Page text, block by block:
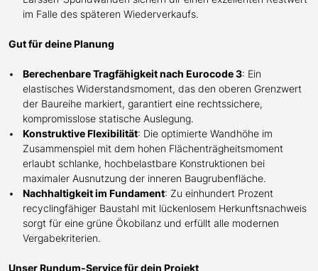
im Falle des späteren Wiederverkaufs.
Gut für deine Planung
Berechenbare Tragfähigkeit nach Eurocode 3: Ein
elastisches Widerstandsmoment, das den oberen Grenzwert
der Baureihe markiert, garantiert eine rechtssichere,
kompromisslose statische Auslegung.
Konstruktive Flexibilität: Die optimierte Wandhöhe im
Zusammenspiel mit dem hohen Flächenträgheitsmoment
erlaubt schlanke, hochbelastbare Konstruktionen bei
maximaler Ausnutzung der inneren Baugrubenfläche.
Nachhaltigkeit im Fundament: Zu einhundert Prozent
recyclingfähiger Baustahl mit lückenlosem Herkunftsnachweis
sorgt für eine grüne Ökobilanz und erfüllt alle modernen
Vergabekriterien.
Unser Rundum-Service für dein Projekt